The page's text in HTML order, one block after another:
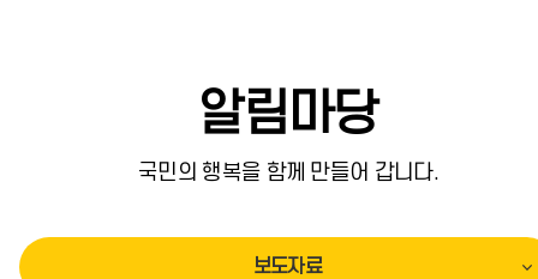
알림마당
국민의 행복을 함께 만들어 갑니다.
보도자료